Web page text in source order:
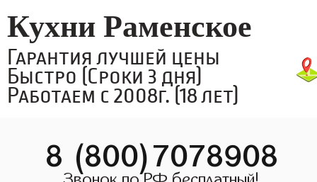
Кухни Раменское
Гарантия лучшей цены
Быстро (Сроки 3 дня)
Работаем с 2008г. (18 лет)
8 (800)7078908